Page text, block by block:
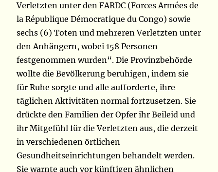
Verletzten unter den FARDC (Forces Armées de
la République Démocratique du Congo) sowie
sechs (6) Toten und mehreren Verletzten unter
den Anhängern, wobei 158 Personen
festgenommen wurden“. Die Provinzbehörde
wollte die Bevölkerung beruhigen, indem sie
für Ruhe sorgte und alle aufforderte, ihre
täglichen Aktivitäten normal fortzusetzen. Sie
drückte den Familien der Opfer ihr Beileid und
ihr Mitgefühl für die Verletzten aus, die derzeit
in verschiedenen örtlichen
Gesundheitseinrichtungen behandelt werden.
Sie warnte auch vor künftigen ähnlichen